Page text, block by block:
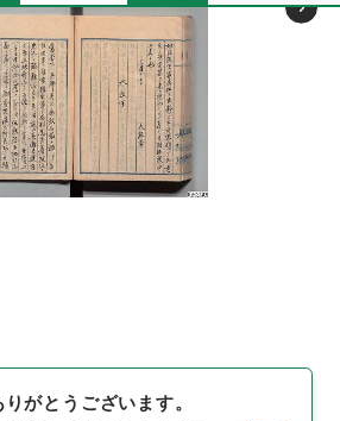
がとうございます。